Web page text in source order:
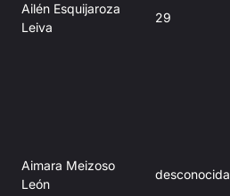
Ailén Esquijaroza
Leiva
29
Aimara Meizoso
León
desconocida